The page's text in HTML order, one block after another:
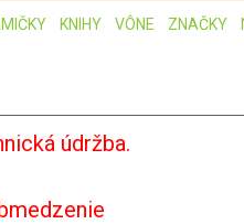
KNIHY VÔNE ZNAČKY
údržba.